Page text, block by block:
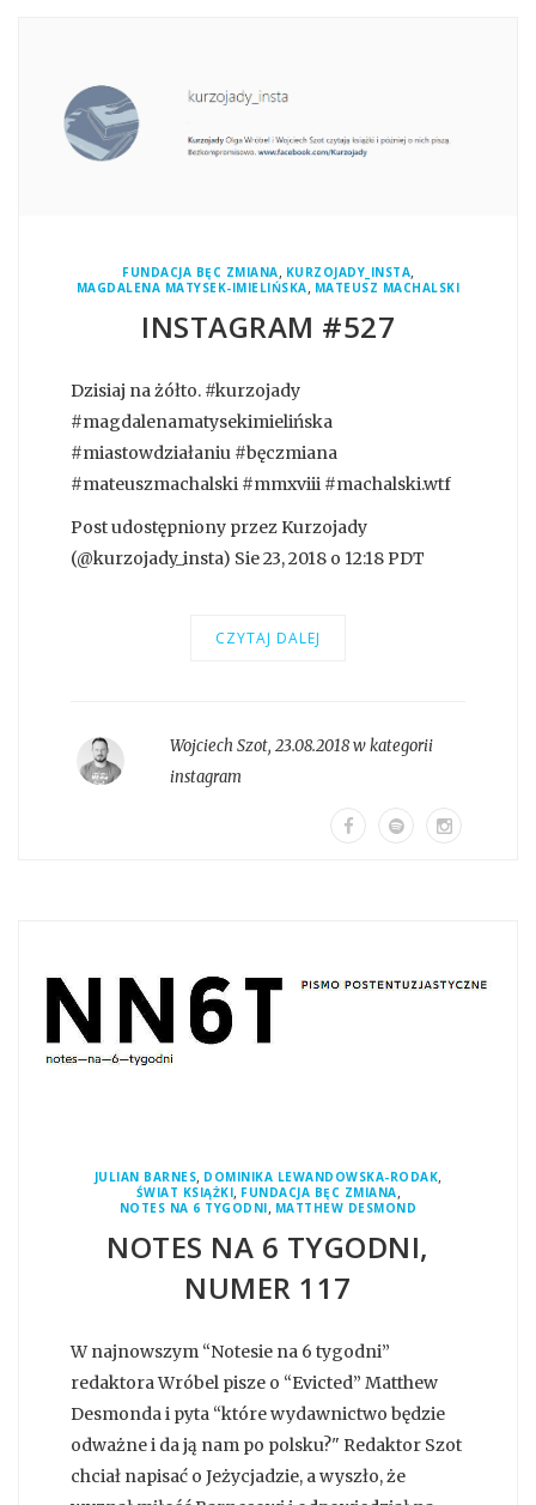
FUNDACJA BĘC ZMIANA, KURZOJADY_INSTA,
MAGDALENA MATYSEK-IMIELIŃSKA, MATEUSZ MACHALSKI
INSTAGRAM #527
Dzisiaj na żółto. #kurzojady
#magdalenamatysekimielińska
#miastowdziałaniu #bęczmiana
#mateuszmachalski #mmxviii #machalski.wtf
Post udostępniony przez Kurzojady
(@kurzojady_insta) Sie 23, 2018 o 12:18 PDT
CZYTAJ DALEJ
Wojciech Szot, 23.08.2018 w kategorii
instagram
JULIAN BARNES, DOMINIKA LEWANDOWSKA-RODAK,
ŚWIAT KSIĄŻKI, FUNDACJA BĘC ZMIANA,
NOTES NA 6 TYGODNI, MATTHEW DESMOND
NOTES NA 6 TYGODNI,
NUMER 117
W najnowszym “Notesie na 6 tygodni”
redaktora Wróbel pisze o “Evicted” Matthew
Desmonda i pyta “które wydawnictwo będzie
odważne i da ją nam po polsku?" Redaktor Szot
chciał napisać o Jeżycjadzie, a wyszło, że